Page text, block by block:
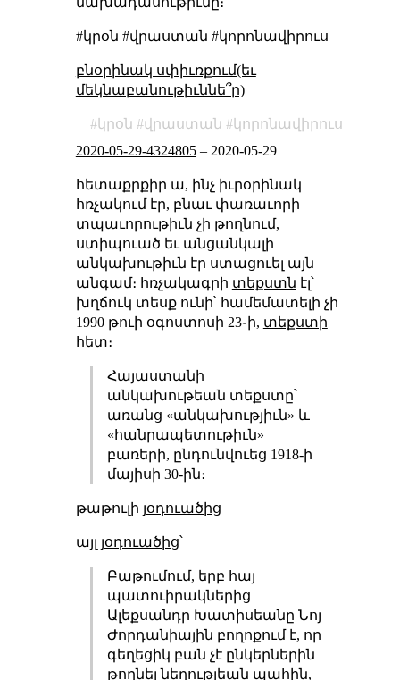
#կրօն #վրաստան #կորոնավիրուս
բնօրինակ սփիւռքում(եւ
մեկնաբանութիւննե՞ր)
կրօն վրաստան
կորոնավիրուս
2020-05-29-4324805– 2020-05-29
հետաքրքիր ա, ինչ իւրօրինակ
հռչակում էր, բնաւ փառաւորի
տպաւորութիւն չի թողնում,
ստիպուած եւ անցանկալի
անկախութիւն էր ստացուել այն
անգամ։ հռչակագրի տեքստն էլ՝
խղճուկ տեսք ունի՝ համեմատելի չի
1990 թուի օգոստոսի 23֊ի, տեքստի
հետ։
Հայաստանի
անկախութեան տեքստը՝
առանց «անկախությիւն» և
«հանրապետութիւն»
բառերի, ընդունվուեց 1918-ի
մայիսի 30-ին։
թաթուլի յօդուածից
այլ յօդուածից՝
Բաթումում, երբ հայ
պատուիրակներից
Ալեքսանդր Խատիսեանը Նոյ
Ժորդանիային բողոքում է, որ
գեղեցիկ բան չէ ընկերներին
թողնել նեղությեան պահին,